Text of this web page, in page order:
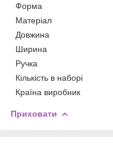
Форма
Матеріал
Довжина
Ширина
Ручка
Кількість в наборі
Країна виробник
Приховати